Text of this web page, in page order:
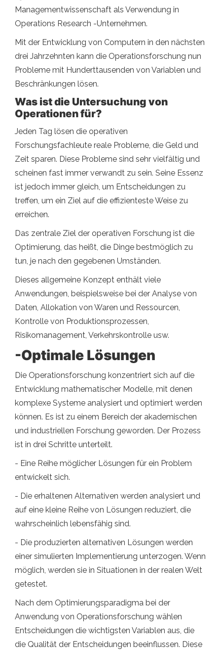
Managementwissenschaft als Verwendung in
Operations Research -Unternehmen.
Mit der Entwicklung von Computern in den nächsten
drei Jahrzehnten kann die Operationsforschung nun
Probleme mit Hunderttausenden von Variablen und
Beschränkungen lösen.
Was ist die Untersuchung von
Operationen für?
Jeden Tag lösen die operativen
Forschungsfachleute reale Probleme, die Geld und
Zeit sparen. Diese Probleme sind sehr vielfältig und
scheinen fast immer verwandt zu sein. Seine Essenz
ist jedoch immer gleich, um Entscheidungen zu
treffen, um ein Ziel auf die effizienteste Weise zu
erreichen.
Das zentrale Ziel der operativen Forschung ist die
Optimierung, das heißt, die Dinge bestmöglich zu
tun, je nach den gegebenen Umständen.
Dieses allgemeine Konzept enthält viele
Anwendungen, beispielsweise bei der Analyse von
Daten, Allokation von Waren und Ressourcen,
Kontrolle von Produktionsprozessen,
Risikomanagement, Verkehrskontrolle usw.
-Optimale Lösungen
Die Operationsforschung konzentriert sich auf die
Entwicklung mathematischer Modelle, mit denen
komplexe Systeme analysiert und optimiert werden
können. Es ist zu einem Bereich der akademischen
und industriellen Forschung geworden. Der Prozess
ist in drei Schritte unterteilt.
- Eine Reihe möglicher Lösungen für ein Problem
entwickelt sich.
- Die erhaltenen Alternativen werden analysiert und
auf eine kleine Reihe von Lösungen reduziert, die
wahrscheinlich lebensfähig sind.
- Die produzierten alternativen Lösungen werden
einer simulierten Implementierung unterzogen. Wenn
möglich, werden sie in Situationen in der realen Welt
getestet.
Nach dem Optimierungsparadigma bei der
Anwendung von Operationsforschung wählen
Entscheidungen die wichtigsten Variablen aus, die
die Qualität der Entscheidungen beeinflussen. Diese